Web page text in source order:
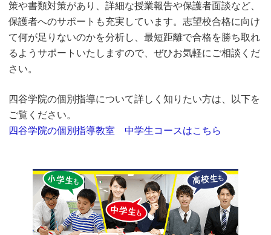
策や書類対策があり、詳細な授業報告や保護者面談など、
保護者へのサポートも充実しています。志望校合格に向け
て何が足りないのかを分析し、最短距離で合格を勝ち取れ
るようサポートいたしますので、ぜひお気軽にご相談くだ
さい。
四谷学院の個別指導について詳しく知りたい方は、以下を
ご覧ください。
四谷学院の個別指導教室 中学生コースはこちら